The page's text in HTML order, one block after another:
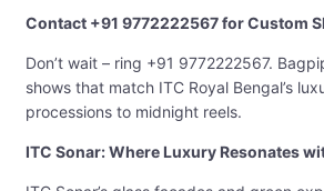
Contact +91 9772222567 for Custom
Don’t wait – ring +91 9772222567.
shows that match ITC Royal Bengal’s
processions to midnight reels.
ITC Sonar: Where Luxury Resonates